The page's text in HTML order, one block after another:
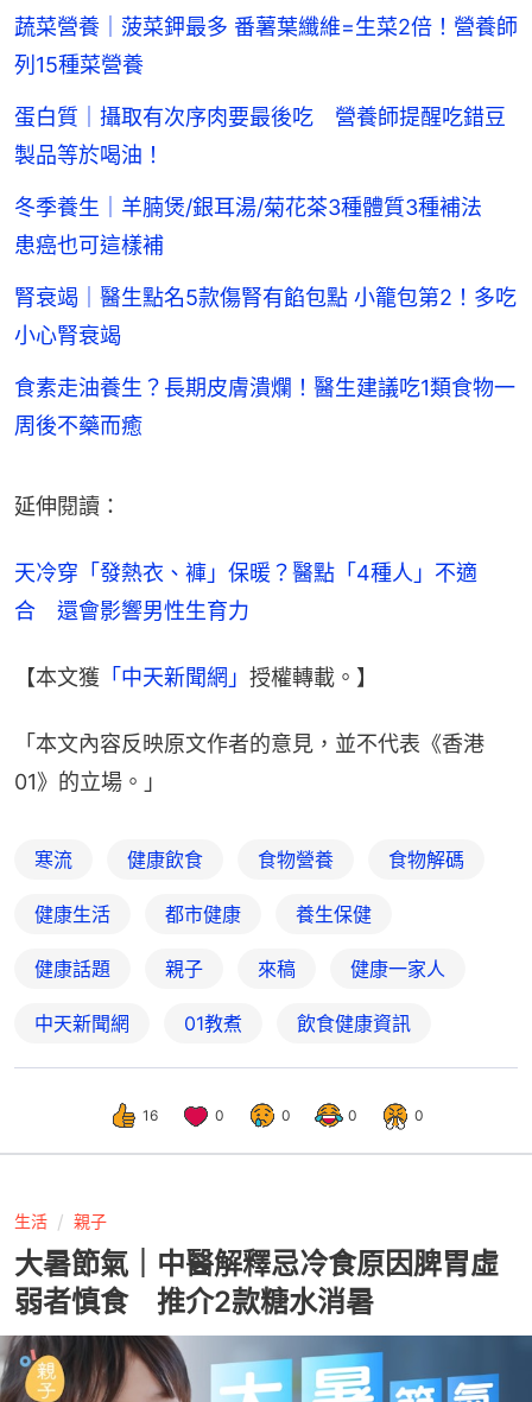
蔬菜營養｜菠菜鉀最多 番薯葉纖維=生菜2倍！營養師
列15種菜營養
蛋白質｜攝取有次序肉要最後吃 營養師提醒吃錯豆
製品等於喝油！
冬季養生｜羊腩煲/銀耳湯/菊花茶3種體質3種補法
患癌也可這樣補
腎衰竭｜醫生點名5款傷腎有餡包點 小籠包第2！多吃
小心腎衰竭
食素走油養生？長期皮膚潰爛！醫生建議吃1類食物一
周後不藥而癒
延伸閱讀：
天冷穿「發熱衣、褲」保暖？醫點「4種人」不適
合　還會影響男性生育力
【本文獲 「中天新聞網」 授權轉載。】
「本文內容反映原文作者的意見，並不代表《香港
01》的立場。」
寒流 健康飲食 食物營養 食物解碼
健康生活 都市健康 養生保健
健康話題 親子 來稿 健康一家人
中天新聞網 01教煮 飲食健康資訊
16 0 0 0 0
生活 親子
大暑節氣｜中醫解釋忌冷食原因脾胃虛
弱者慎食 推介2款糖水消暑